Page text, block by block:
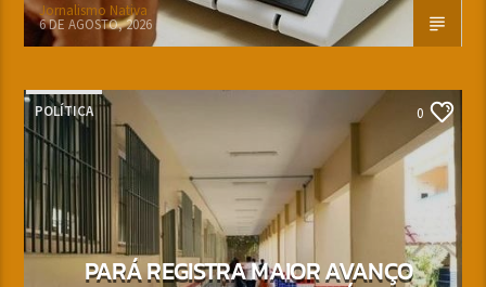
Jornalismo Nativa
6 DE AGOSTO, 2026
POLÍTICA 0
PARÁ REGISTRA MAIOR AVANÇO